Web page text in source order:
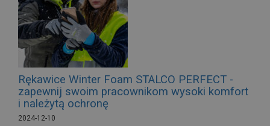
Rękawice Winter Foam STALCO PERFECT -
zapewnij swoim pracownikom wysoki komfort
i należytą ochronę
2024-12-10